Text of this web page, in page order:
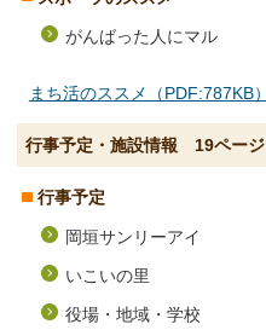
がんばった人にマル
まち活のススメ（PDF:787KB）
行事予定・施設情報 19ページ
行事予定
岡垣サンリーアイ
いこいの里
役場・地域・学校